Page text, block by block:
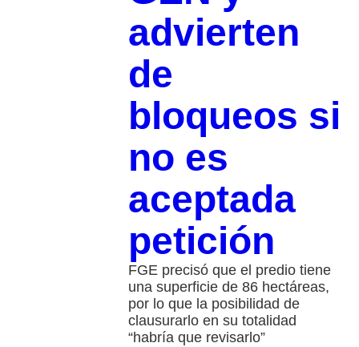
advierten
de
bloqueos si
no es
aceptada
petición
FGE precisó que el predio tiene
una superficie de 86 hectáreas,
por lo que la posibilidad de
clausurarlo en su totalidad
“habría que revisarlo”